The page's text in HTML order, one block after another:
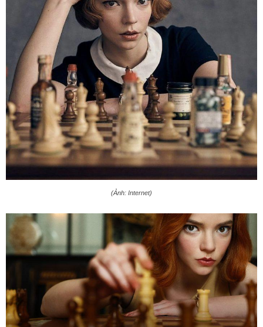
(Ảnh: Internet)